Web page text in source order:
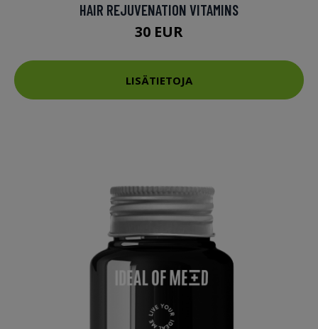
HAIR REJUVENATION VITAMINS
30 EUR
LISÄTIETOJA